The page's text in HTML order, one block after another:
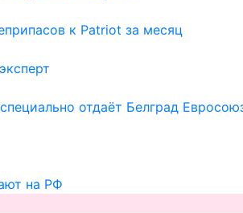
к Patriot за месяц
отдаёт Белград
на РФ